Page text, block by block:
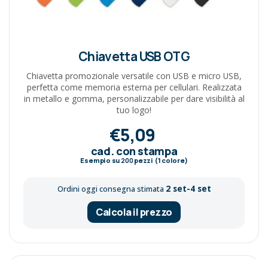
Chiavetta USB OTG
Chiavetta promozionale versatile con USB e micro USB,
perfetta come memoria esterna per cellulari. Realizzata
in metallo e gomma, personalizzabile per dare visibilità al
tuo logo!
€5,09
cad. con stampa
Esempio su 200pezzi (1 colore)
Ordini oggi consegna stimata 2 set-4 set
Calcola il prezzo